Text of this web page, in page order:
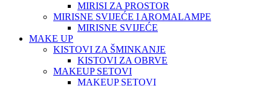
MIRISI ZA PROSTOR
MIRISNE SVIJEĆE I AROMALAMPE
MIRISNE SVIJEĆE
MAKE UP
KISTOVI ZA ŠMINKANJE
KISTOVI ZA OBRVE
MAKEUP SETOVI
MAKEUP SETOVI